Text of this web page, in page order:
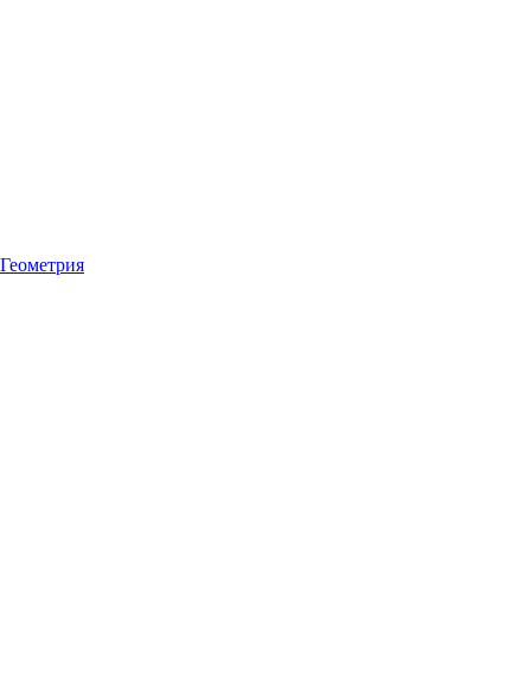
Геометрия